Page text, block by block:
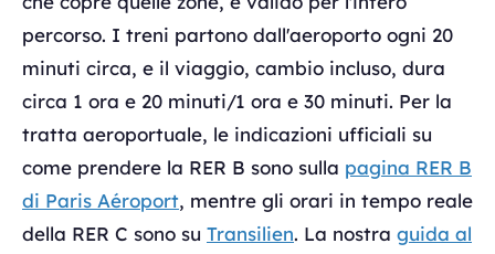
percorso. I treni partono dall'aeroporto ogni 20
minuti circa, e il viaggio, cambio incluso, dura
circa 1 ora e 20 minuti/1 ora e 30 minuti. Per la
tratta aeroportuale, le indicazioni ufficiali su
come prendere la RER B sono sulla pagina RER B
di Paris Aéroport, mentre gli orari in tempo reale
della RER C sono su Transilien. La nostra guida al